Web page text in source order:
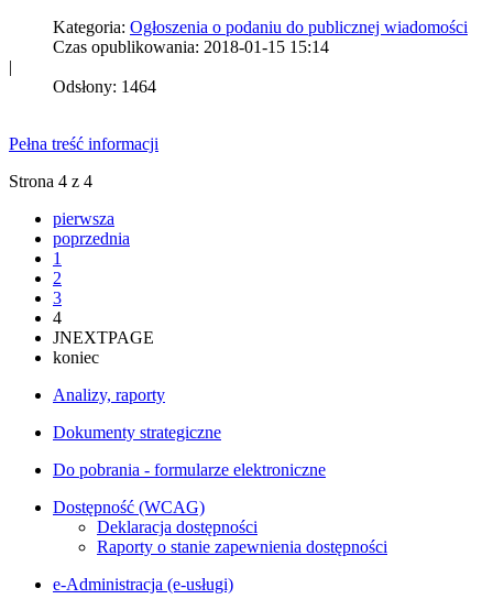
Kategoria: Ogłoszenia o podaniu do publicznej wiadomości
Czas opublikowania: 2018-01-15 15:14
|
Odsłony: 1464
Pełna treść informacji
Strona 4 z 4
pierwsza
poprzednia
1
2
3
4
JNEXTPAGE
koniec
Analizy, raporty
Dokumenty strategiczne
Do pobrania - formularze elektroniczne
Dostępność (WCAG)
Deklaracja dostępności
Raporty o stanie zapewnienia dostępności
e-Administracja (e-usługi)